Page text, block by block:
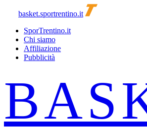
basket.sportrentino.it
SporTrentino.it
Chi siamo
Affiliazione
Pubblicità